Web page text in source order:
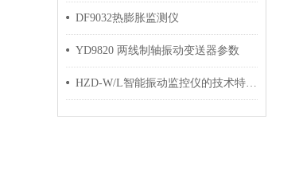
DF9032热膨胀监测仪
YD9820 两线制轴振动变送器参数
HZD-W/L智能振动监控仪的技术特点介绍